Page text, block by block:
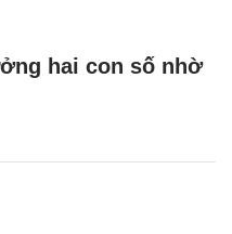
hai con số nhờ